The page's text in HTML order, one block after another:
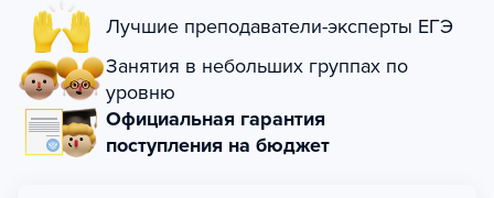
Лучшие преподаватели-эксперты ЕГЭ
Занятия в небольших группах по
уровню
Официальная гарантия
поступления на бюджет